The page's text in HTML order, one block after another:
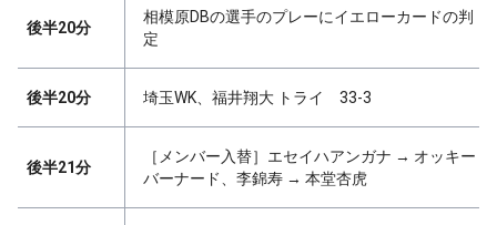
後半20分
相模原DBの選手のプレーにイエローカードの判
定
後半20分 埼玉WK、福井翔大 トライ 33-3
後半21分
［メンバー入替］エセイハアンガナ → オッキー
バーナード、李錦寿 → 本堂杏虎